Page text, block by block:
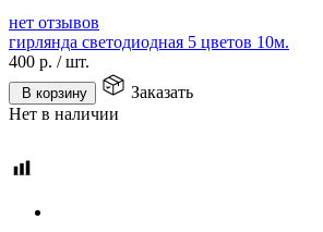
нет отзывов
гирлянда светодиодная 5 цветов 10м.
400 р. /шт.
В корзину
Заказать
Нет в наличии